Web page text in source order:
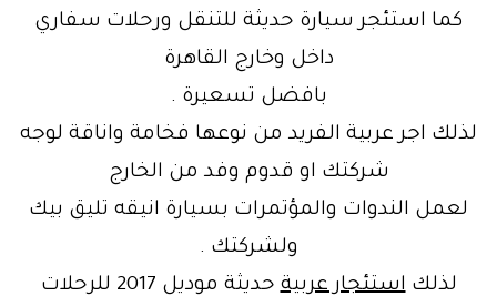
كما استئجر سيارة حديثة للتنقل ورحلات سفاري
داخل وخارج القاهرة
بافضل تسعيرة .
لذلك اجر عربية الفريد من نوعها فخامة واناقة لوجه
شركتك او قدوم وفد من الخارج
لعمل الندوات والمؤتمرات بسيارة انيقه تليق بيك
ولشركتك .
لذلكاستئجار عربية
حديثة موديل 2017 للرحلات